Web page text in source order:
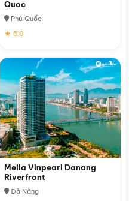
Quoc
Phú Quốc
★ 5.0
Melia Vinpearl Danang
Riverfront
Đà Nẵng